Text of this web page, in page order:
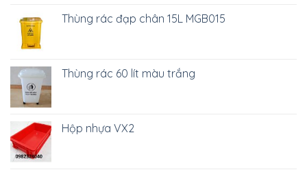
Thùng rác đạp chân 15L MGB015
Thùng rác 60 lít màu trắng
Hộp nhựa VX2